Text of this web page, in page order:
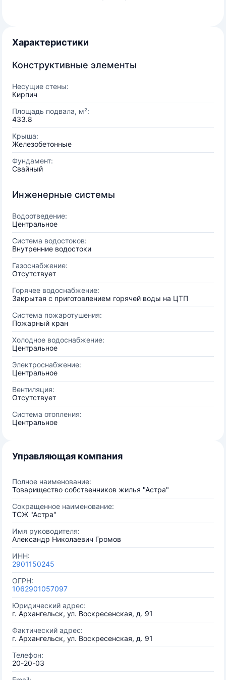
Характеристики
Конструктивные элементы
Несущие стены:
Кирпич
Площадь подвала, м²:
433.8
Крыша:
Железобетонные
Фундамент:
Свайный
Инженерные системы
Водоотведение:
Центральное
Система водостоков:
Внутренние водостоки
Газоснабжение:
Отсутствует
Горячее водоснабжение:
Закрытая с приготовлением горячей воды на ЦТП
Система пожаротушения:
Пожарный кран
Холодное водоснабжение:
Центральное
Электроснабжение:
Центральное
Вентиляция:
Отсутствует
Система отопления:
Центральное
Управляющая компания
Полное наименование:
Товарищество собственников жилья "Астра"
Сокращенное наименование:
ТСЖ "Астра"
Имя руководителя:
Александр Николаевич Громов
ИНН:
2901150245
ОГРН:
1062901057097
Юридический адрес:
г. Архангельск, ул. Воскресенская, д. 91
Фактический адрес:
г. Архангельск, ул. Воскресенская, д. 91
Телефон:
20-20-03